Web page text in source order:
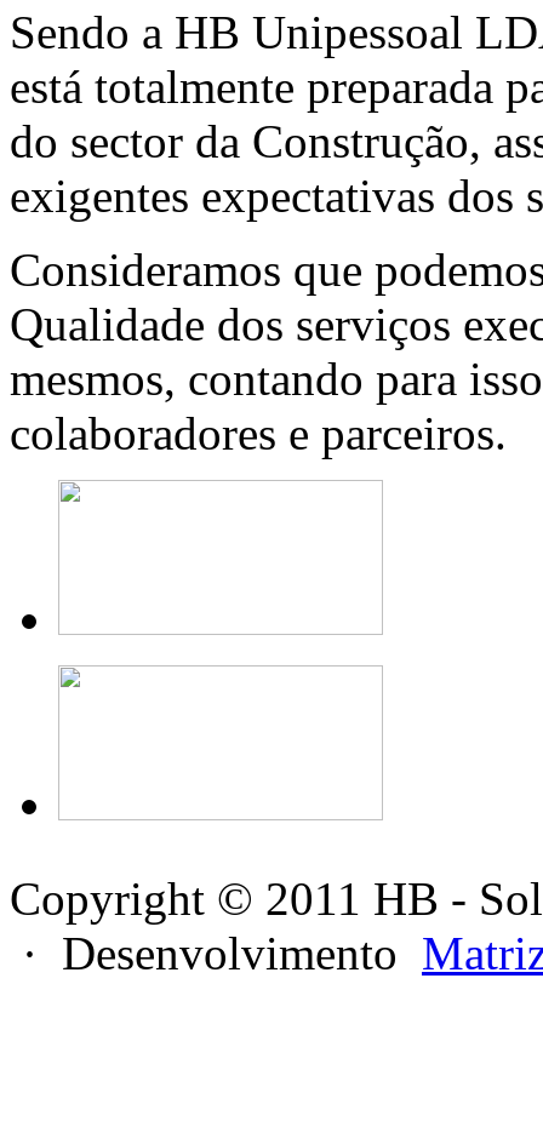
Sendo a HB Unipessoal
está totalmente preparada
do sector da Construção,
exigentes expectativas dos
Consideramos que
Qualidade dos serviços
mesmos, contando para
colaboradores e parceiros.
Copyright © 2011 HB -
· Desenvolvimento